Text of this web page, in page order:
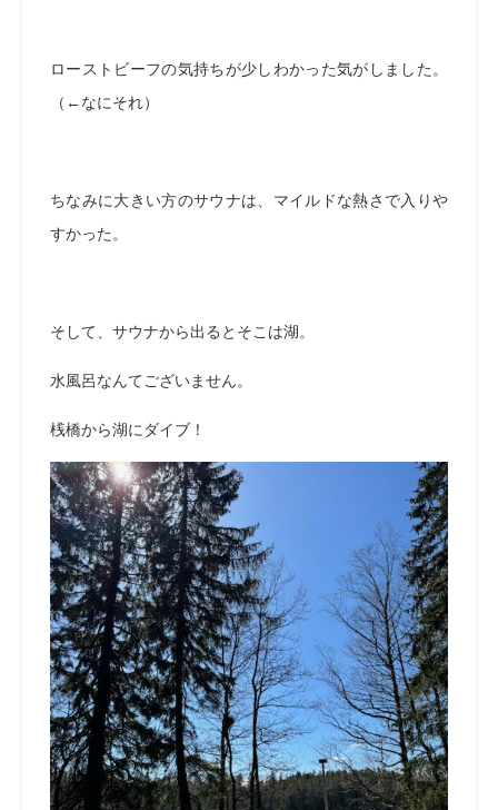
ローストビーフの気持ちが少しわかった気がしました。
（←なにそれ）
ちなみに大きい方のサウナは、マイルドな熱さで入りや
すかった。
そして、サウナから出るとそこは湖。
水風呂なんてございません。
桟橋から湖にダイブ！